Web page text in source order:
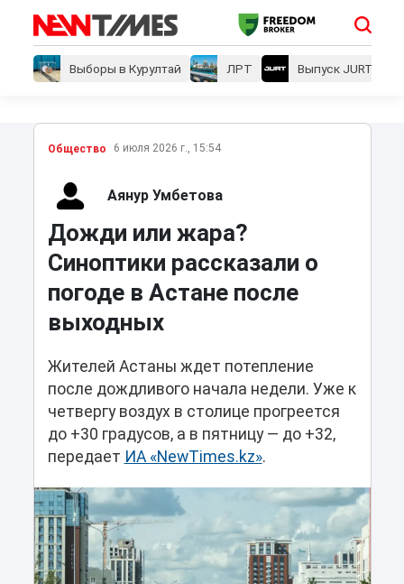
Выборы в Курултай ЛРТ Выпуск JURT
Общество 6 июля 2026 г., 15:54
Аянур Умбетова
Дожди или жара?
Синоптики рассказали о
погоде в Астане после
выходных
Жителей Астаны ждет потепление
после дождливого начала недели. Уже к
четвергу воздух в столице прогреется
до +30 градусов, а в пятницу — до +32,
передает ИА «NewTimes.kz».